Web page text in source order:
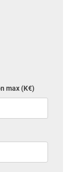
max (K€)